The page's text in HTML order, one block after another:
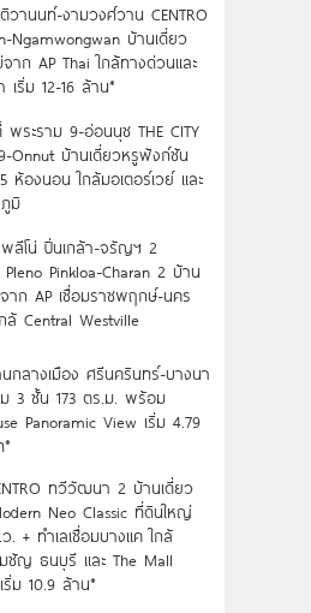
ติวานนท์-งามวงศ์วาน CENTRO
Ngamwongwan บ้านเดี่ยว
จาก AP Thai ใกล้ทางด่วนและ
เริ่ม 12-16 ล้าน*
พระราม 9-อ่อนนุช THE CITY
Onnut บ้านเดี่ยวหรูฟังก์ชัน
ห้องนอน ใกล้มอเตอร์เวย์ และ
มิ
ลีโน่ ปิ่นเกล้า-จรัญฯ 2
Pleno Pinkloa-Charan 2 บ้าน
าก AP เชื่อมราชพฤกษ์-นคร
ล้ Central Westville
กลางเมือง ศรีนครินทร์-บางนา
ม 3 ชั้น 173 ตร.ม. พร้อม
Panoramic View เริ่ม 4.79
ทวีวัฒนา 2 บ้านเดี่ยว
Neo Classic ที่ดินใหญ่
. + ทำเลเชื่อมบางแค ใกล้
ชัญ ธนบุรี และ The Mall
ริ่ม 10.9 ล้าน*